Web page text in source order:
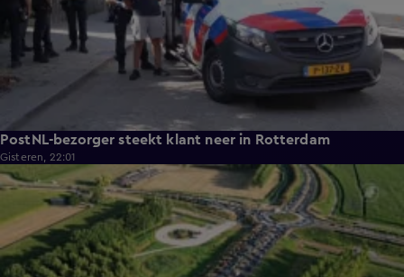
PostNL-bezorger steekt klant neer in Rotterdam
Gisteren, 22:01
0:33